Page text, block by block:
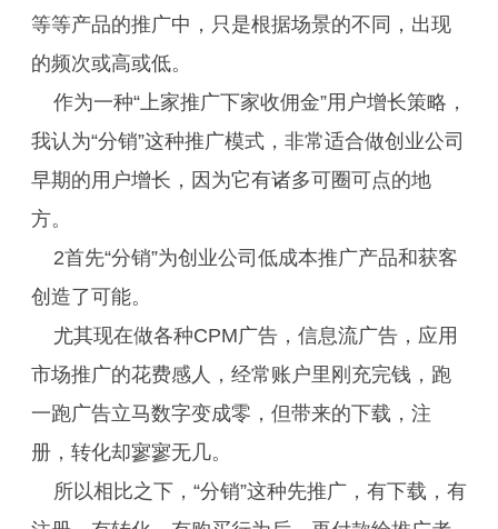
等等产品的推广中，只是根据场景的不同，出现
的频次或高或低。
作为一种“上家推广下家收佣金”用户增长策略，
我认为“分销”这种推广模式，非常适合做创业公司
早期的用户增长，因为它有诸多可圈可点的地
方。
2首先“分销”为创业公司低成本推广产品和获客
创造了可能。
尤其现在做各种CPM广告，信息流广告，应用
市场推广的花费感人，经常账户里刚充完钱，跑
一跑广告立马数字变成零，但带来的下载，注
册，转化却寥寥无几。
所以相比之下，“分销”这种先推广，有下载，有